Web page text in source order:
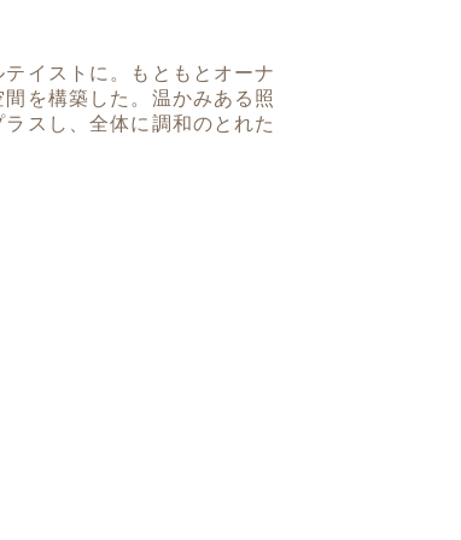
イストに。もともとオーナ
を構築した。温かみある照
スし、全体に調和のとれた